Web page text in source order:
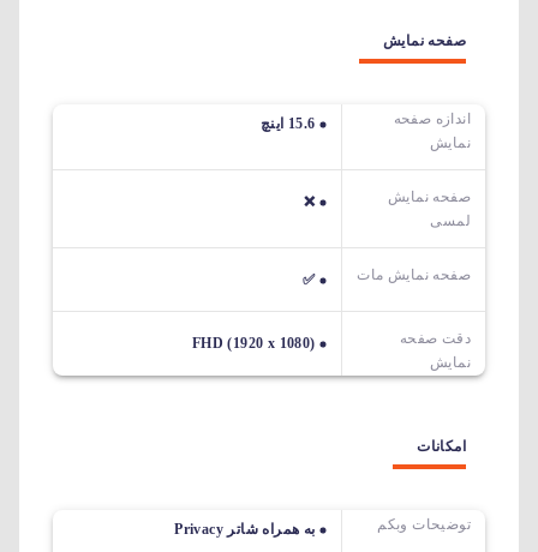
صفحه نمایش
اندازه صفحه
نمایش
15.6 اینچ
صفحه نمایش
لمسی
❌
صفحه نمایش مات ✅
دقت صفحه
نمایش
FHD (1920 x 1080)
امکانات
توضیحات وبکم
به همراه شاتر Privacy